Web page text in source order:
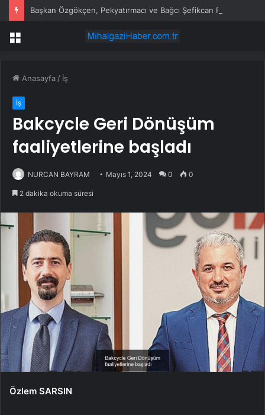
Menü
Anasayfa / İş
İş
Bakcycle Geri Dönüşüm
faaliyetlerine başladı
NURCAN BAYRAM Mayıs 1, 2024 0 0
2 dakika okuma süresi
Özlem SARSIN